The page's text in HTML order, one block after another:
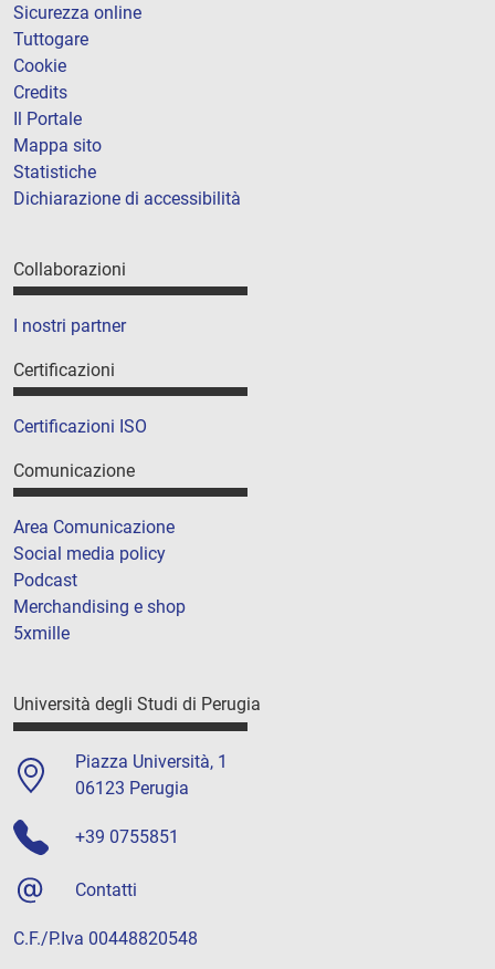
Sicurezza online
Tuttogare
Cookie
Credits
Il Portale
Mappa sito
Statistiche
Dichiarazione di accessibilità
Collaborazioni
I nostri partner
Certificazioni
Certificazioni ISO
Comunicazione
Area Comunicazione
Social media policy
Podcast
Merchandising e shop
5xmille
Università degli Studi di Perugia
Piazza Università, 1
06123 Perugia
+39 0755851
Contatti
C.F./P.Iva 00448820548